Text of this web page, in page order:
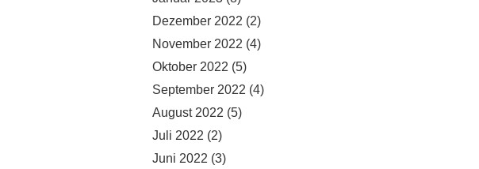
Dezember 2022 (2)
November 2022 (4)
Oktober 2022 (5)
September 2022 (4)
August 2022 (5)
Juli 2022 (2)
Juni 2022 (3)